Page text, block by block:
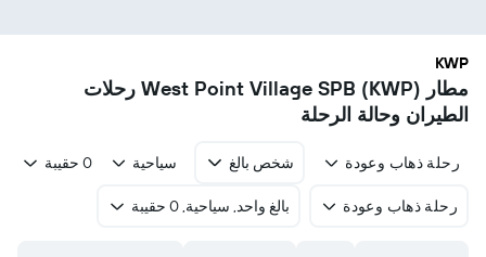
KWP
مطار West Point Village SPB (KWP) رحلات
الطيران وحالة الرحلة
رحلة ذهاب وعودة شخص بالغ سياحية 0 حقيبة
رحلة ذهاب وعودة بالغ واحد, سياحية, 0 حقيبة